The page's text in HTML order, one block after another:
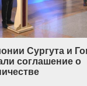
Сургута и
соглашение о